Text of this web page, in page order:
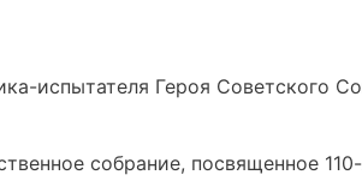
испытателя Героя Советского
собрание, посвященное